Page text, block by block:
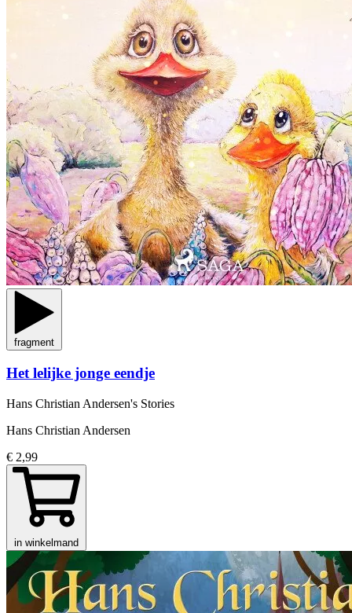
fragment
Het lelijke jonge eendje
Hans Christian Andersen's Stories
Hans Christian Andersen
€ 2,99
in winkelmand